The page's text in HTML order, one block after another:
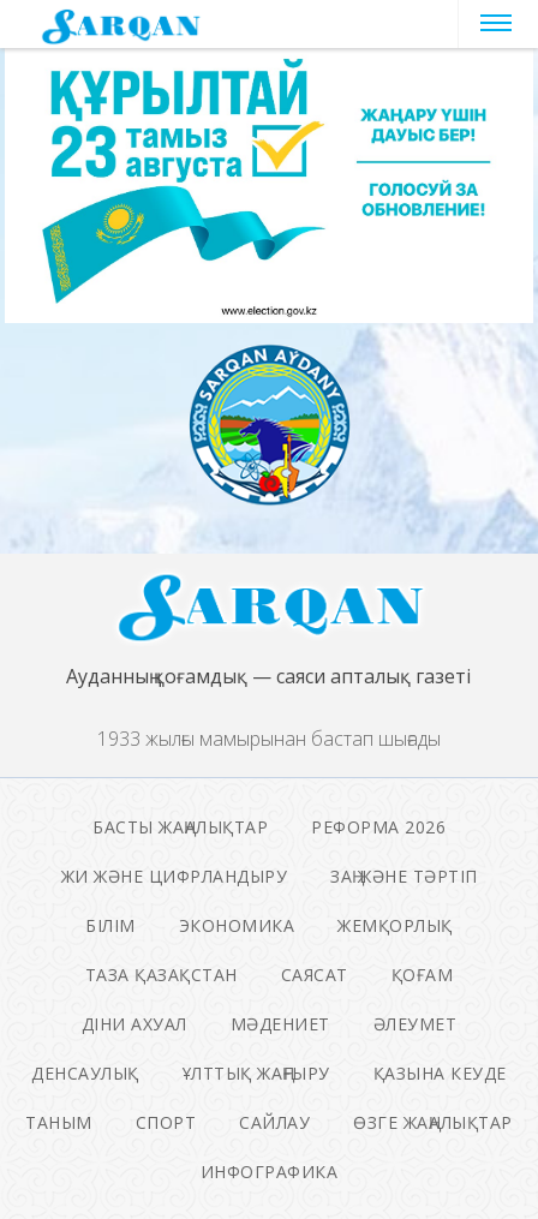
Ауданның қоғамдық — саяси апталық газеті
1933 жылғы мамырынан бастап шығады
БАСТЫ ЖАҢАЛЫҚТАР РЕФОРМА 2026
ЖИ ЖӘНЕ ЦИФРЛАНДЫРУ ЗАҢ ЖӘНЕ ТӘРТІП
БІЛІМ ЭКОНОМИКА ЖЕМҚОРЛЫҚ
ТАЗА ҚАЗАҚСТАН САЯСАТ ҚОҒАМ
ДІНИ АХУАЛ МӘДЕНИЕТ ӘЛЕУМЕТ
ДЕНСАУЛЫҚ ҰЛТТЫҚ ЖАҢҒЫРУ ҚАЗЫНА КЕУДЕ
ТАНЫМ СПОРТ САЙЛАУ ӨЗГЕ ЖАҢАЛЫҚТАР
ИНФОГРАФИКА